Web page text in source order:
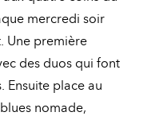
mercredi soir
Une première
des duos qui font
Ensuite place au
nomade,